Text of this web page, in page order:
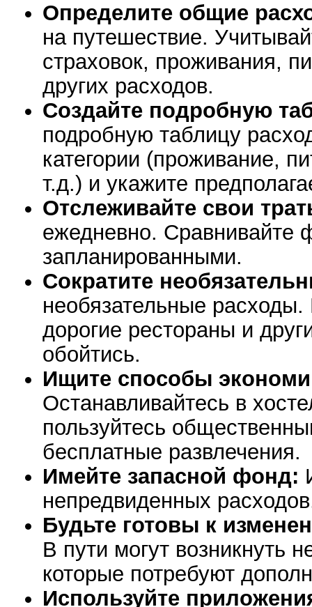
Определите общие
на путешествие.
страховок, проживания,
других расходов.
Создайте подробную
подробную таблицу
категории (проживание,
т.д.) и укажите
Отслеживайте свои
ежедневно. Сравнивайте
запланированными.
Сократите
необязательные расходы.
дорогие рестораны и
обойтись.
Ищите способы
Останавливайтесь в
пользуйтесь
бесплатные развлечения.
Имейте запасной фонд:
непредвиденных
Будьте готовы к
В пути могут возникнуть
которые потребуют
Используйте